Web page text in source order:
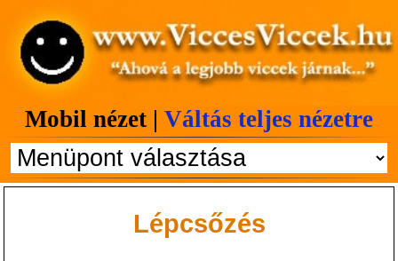
Mobil nézet | Váltás teljes nézetre
Lépcsőzés